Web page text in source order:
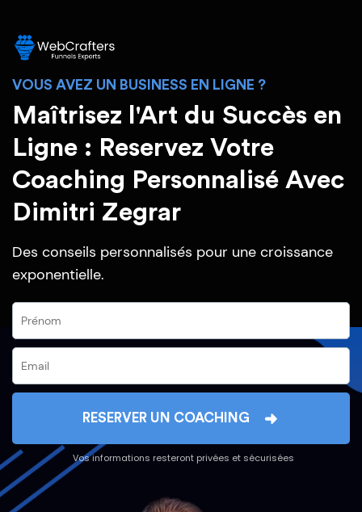
VOUS AVEZ UN BUSINESS EN LIGNE ?
Maîtrisez l'Art du Succès en
Ligne : Reservez Votre
Coaching Personnalisé Avec
Dimitri Zegrar
Des conseils personnalisés pour une croissance
exponentielle.
RESERVER UN COACHING
Vos informations resteront privées et sécurisées